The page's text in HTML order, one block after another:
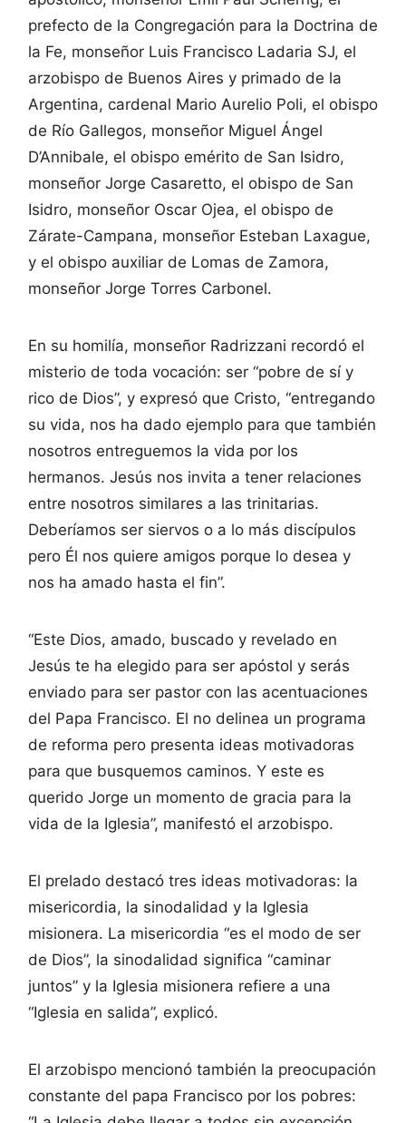
prefecto de la Congregación para la Doctrina de
la Fe, monseñor Luis Francisco Ladaria SJ, el
arzobispo de Buenos Aires y primado de la
Argentina, cardenal Mario Aurelio Poli, el obispo
de Río Gallegos, monseñor Miguel Ángel
D’Annibale, el obispo emérito de San Isidro,
monseñor Jorge Casaretto, el obispo de San
Isidro, monseñor Oscar Ojea, el obispo de
Zárate-Campana, monseñor Esteban Laxague,
y el obispo auxiliar de Lomas de Zamora,
monseñor Jorge Torres Carbonel.
En su homilía, monseñor Radrizzani recordó el
misterio de toda vocación: ser “pobre de sí y
rico de Dios”, y expresó que Cristo, “entregando
su vida, nos ha dado ejemplo para que también
nosotros entreguemos la vida por los
hermanos. Jesús nos invita a tener relaciones
entre nosotros similares a las trinitarias.
Deberíamos ser siervos o a lo más discípulos
pero Él nos quiere amigos porque lo desea y
nos ha amado hasta el fin”.
“Este Dios, amado, buscado y revelado en
Jesús te ha elegido para ser apóstol y serás
enviado para ser pastor con las acentuaciones
del Papa Francisco. El no delinea un programa
de reforma pero presenta ideas motivadoras
para que busquemos caminos. Y este es
querido Jorge un momento de gracia para la
vida de la Iglesia”, manifestó el arzobispo.
El prelado destacó tres ideas motivadoras: la
misericordia, la sinodalidad y la Iglesia
misionera. La misericordia “es el modo de ser
de Dios”, la sinodalidad significa “caminar
juntos” y la Iglesia misionera refiere a una
“Iglesia en salida”, explicó.
El arzobispo mencionó también la preocupación
constante del papa Francisco por los pobres: